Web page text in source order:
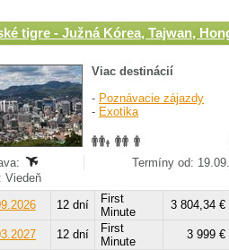
tigre - Južná Kórea, Tajwan,
Viac destinácií
- Poznávacie zájazdy
- Exotika
Termíny od:
Viedeň
12 dní
First
Minute
3 804,34 €
12 dní
First
Minute
3 999 €